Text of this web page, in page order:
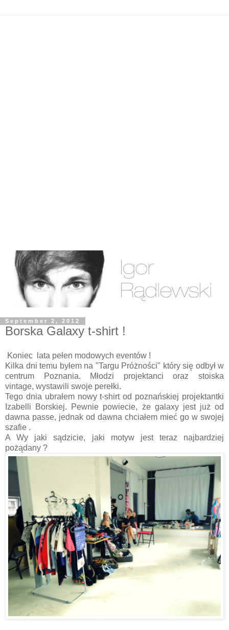
September 2, 2012
Borska Galaxy t-shirt !
Koniec lata pełen modowych eventów !
Kilka dni temu byłem na "Targu Próżności" który się odbył w
centrum Poznania. Młodzi projektanci oraz stoiska
vintage, wystawili swoje perełki.
Tego dnia ubrałem nowy t-shirt od poznańskiej projektantki
Izabelli Borskiej. Pewnie powiecie, że galaxy jest już od
dawna passe, jednak od dawna chciałem mieć go w swojej
szafie .
A Wy jaki sądzicie, jaki motyw jest teraz najbardziej
pożądany ?